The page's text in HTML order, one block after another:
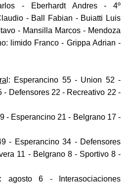
- Eberhardt Andres - 4º
- Ball Fabian - Buiatti Luis
- Mansilla Marcos - Mendoza
limido Franco - Grippa Adrian -
l: Esperancino 55 - Union 52 -
- Defensores 22 - Recreativo 22 -
- Esperancino 21 - Belgrano 17 -
- Esperancino 34 - Defensores
11 - Belgrano 8 - Sportivo 8 -
: agosto 6 - Interasociaciones